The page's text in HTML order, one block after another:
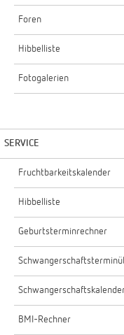
Foren
Hibbelliste
Fotogalerien
SERVICE
Fruchtbarkeitskalender
Hibbelliste
Geburtsterminrechner
BMI-Rechner